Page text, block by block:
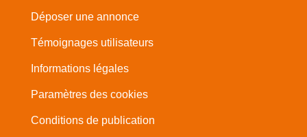
Déposer une annonce
Témoignages utilisateurs
Informations légales
Paramètres des cookies
Conditions de publication